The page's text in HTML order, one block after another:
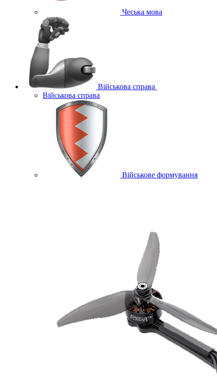
Чеська мова
Військова справа
Військова справа
Військове формування